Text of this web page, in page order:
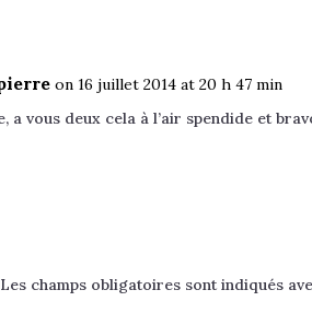
on 16 juillet 2014 at 20 h 47 min
a vous deux cela à l’air spendide et
Les champs obligatoires sont indiqués